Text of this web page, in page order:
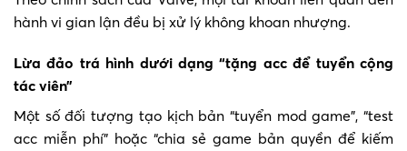
hành vi gian lận đều bị xử lý không khoan nhượng.
Lừa đảo trá hình dưới dạng “tặng acc để tuyển cộng
tác viên”
Một số đối tượng tạo kịch bản “tuyển mod game”, “test
acc miễn phí” hoặc “chia sẻ game bản quyền để kiếm